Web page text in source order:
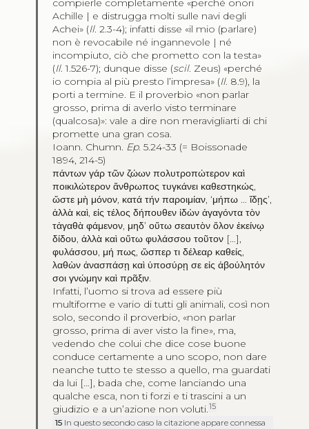
compierle completamente «perché onori
Achille | e distrugga molti sulle navi degli
Achei» (Il. 2.3-4); infatti disse «il mio (parlare)
non è revocabile né ingannevole | né
incompiuto, ciò che prometto con la testa»
(Il. 1.526-7); dunque disse (scil. Zeus) «perché
io compia al più presto l’impresa» (Il. 8.9), la
porti a termine. E il proverbio «non parlar
grosso, prima di averlo visto terminare
(qualcosa)»: vale a dire non meravigliarti di chi
promette una gran cosa.
Ioann. Chumn. Ep. 5.24-33 (= Boissonade
1894, 214-5)
πάντων γάρ τῶν ζώων πολυτροπώτερον καὶ
ποικιλώτερον ἄνθρωπος τυγκάνει καθεστηκώς,
ὥστε μὴ μόνον, κατά τήν παροιμίαν, ‘μήπω …ἴδῃς’,
ἀλλὰ καὶ,εἰς τέλος δήπουθεν ἰδὼν ἀγαγόντα τὸν
τἀγαθὰ φάμενον, μηδ’ οὕτω σεαυτὸν ὅλον ἐκείνῳ
δίδου,ἀλλὰ καὶ οὕτω φυλάσσου τοῦτον […],
φυλάσσου, μή πως,ὥσπερ τι δέλεαρ καθείς,
λαθὼν ἀνασπάσῃ καὶ ὑποσύρῃ σε εἰς ἀβούλητόν
σοι γνώμην καὶ πρᾶξιν.
Infatti, l’uomo si trova ad essere più
multiforme e vario di tutti gli animali, così non
solo, secondo il proverbio, «non parlar
grosso, prima di aver visto la fine», ma,
vedendo che colui che dice cose buone
conduce certamente a uno scopo, non dare
neanche tutto te stesso a quello, ma guardati
da lui […], bada che, come lanciando una
qualche esca, non ti forzi e ti trascini a un
giudizio e a un’azione non voluti.15
15 In questo secondo caso la citazione appare connessa